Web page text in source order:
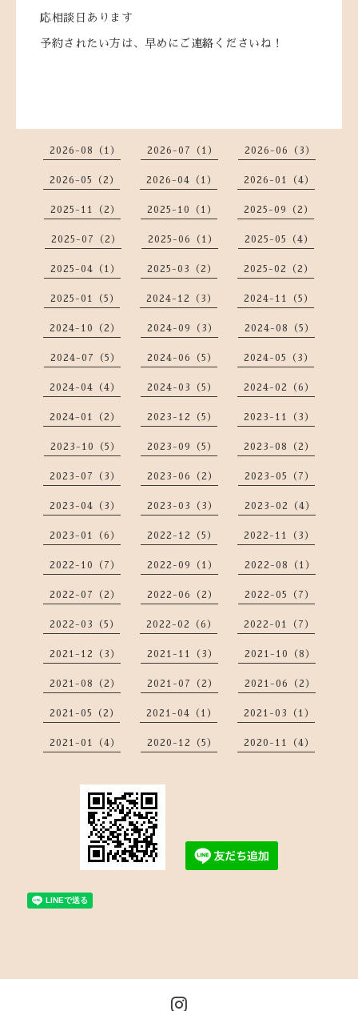
応相談日あります
予約されたい方は、早めにご連絡くださいね！
2026-08（1） 2026-07（1） 2026-06（3）
2026-05（2） 2026-04（1） 2026-01（4）
2025-11（2） 2025-10（1） 2025-09（2）
2025-07（2） 2025-06（1） 2025-05（4）
2025-04（1） 2025-03（2） 2025-02（2）
2025-01（5） 2024-12（3） 2024-11（5）
2024-10（2） 2024-09（3） 2024-08（5）
2024-07（5） 2024-06（5） 2024-05（3）
2024-04（4） 2024-03（5） 2024-02（6）
2024-01（2） 2023-12（5） 2023-11（3）
2023-10（5） 2023-09（5） 2023-08（2）
2023-07（3） 2023-06（2） 2023-05（7）
2023-04（3） 2023-03（3） 2023-02（4）
2023-01（6） 2022-12（5） 2022-11（3）
2022-10（7） 2022-09（1） 2022-08（1）
2022-07（2） 2022-06（2） 2022-05（7）
2022-03（5） 2022-02（6） 2022-01（7）
2021-12（3） 2021-11（3） 2021-10（8）
2021-08（2） 2021-07（2） 2021-06（2）
2021-05（2） 2021-04（1） 2021-03（1）
2021-01（4） 2020-12（5） 2020-11（4）